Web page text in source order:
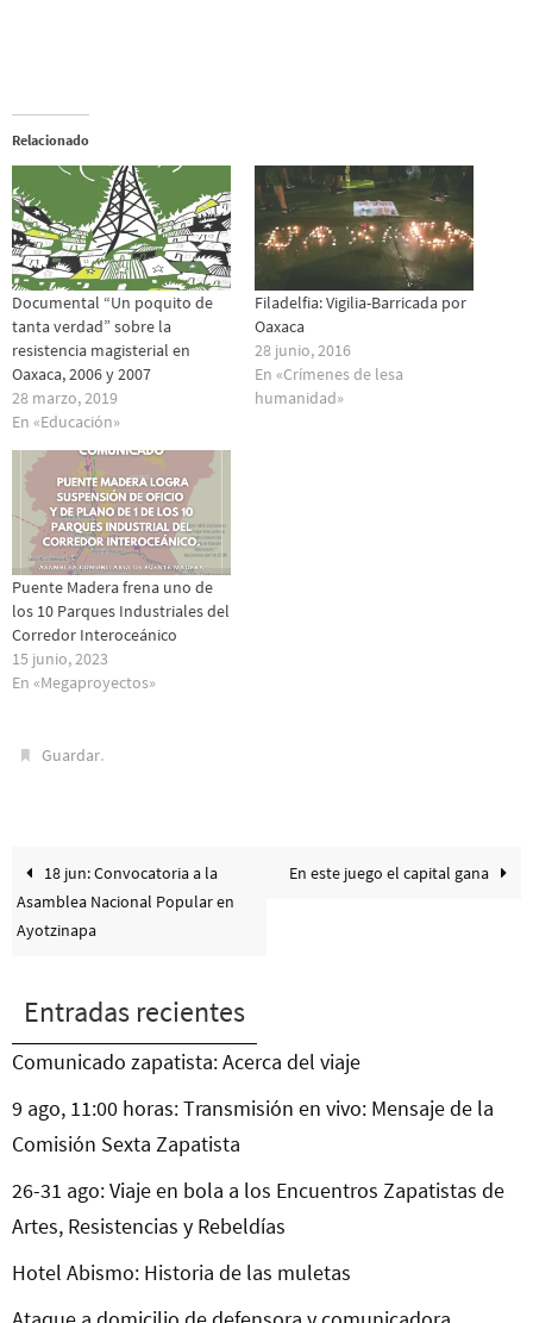
Relacionado
Documental “Un poquito de
tanta verdad” sobre la
resistencia magisterial en
Oaxaca, 2006 y 2007
28 marzo, 2019
En «Educación»
Filadelfia: Vigilia-Barricada por
Oaxaca
28 junio, 2016
En «Crímenes de lesa
humanidad»
Puente Madera frena uno de
los 10 Parques Industriales del
Corredor Interoceánico
15 junio, 2023
En «Megaproyectos»
Guardar.
18 jun: Convocatoria a la
Asamblea Nacional Popular en
Ayotzinapa
En este juego el capital gana
Entradas recientes
Comunicado zapatista: Acerca del viaje
9 ago, 11:00 horas: Transmisión en vivo: Mensaje de la
Comisión Sexta Zapatista
26-31 ago: Viaje en bola a los Encuentros Zapatistas de
Artes, Resistencias y Rebeldías
Hotel Abismo: Historia de las muletas